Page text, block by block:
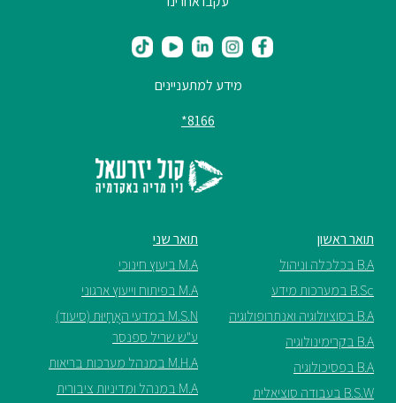
מידע למתעניינים
8166*
תואר ראשון
B.A בכלכלה וניהול
B.Sc במערכות מידע
B.A בסוציולוגיה ואנתרופולוגיה
B.A בקרימינולוגיה
B.A בפסיכולוגיה
B.S.W בעבודה סוציאלית
תואר שני
M.A ביעוץ חינוכי
M.A בפיתוח וייעוץ ארגוני
M.S.N במדעי האֲחָיוּת (סיעוד)
ע"ש שריל ספנסר
M.H.A במנהל מערכות בריאות
M.A במנהל ומדיניות ציבורית